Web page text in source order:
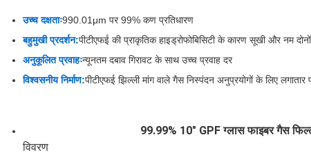
उच्च दक्षताः990.01μm पर 99% कण प्रतिधारण
बहुमुखी प्रदर्शन:पीटीएफई की प्राकृतिक हाइड्रोफोबिसिटी के कारण सूखी और नम
अनुकूलित प्रवाहःन्यूनतम दबाव गिरावट के साथ उच्च प्रवाह दर
विश्वसनीय निर्माण:पीटीएफई झिल्ली मांग वाले गैस निस्पंदन अनुप्रयोगों के लिए लगातार
99.99% 10" GPF ग्लास फाइबर गैस
विवरण